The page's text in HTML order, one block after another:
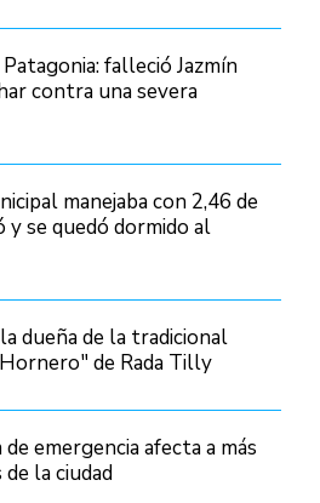
falleció Jazmín
contra una severa
manejaba con 2,46 de
y se quedó dormido al
dueña de la tradicional
de Rada Tilly
emergencia afecta a más
la ciudad